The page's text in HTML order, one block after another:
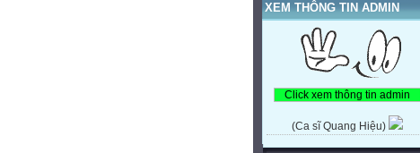
XEM THÔNG TIN ADMIN
(Ca sĩ Quang Hiệu)